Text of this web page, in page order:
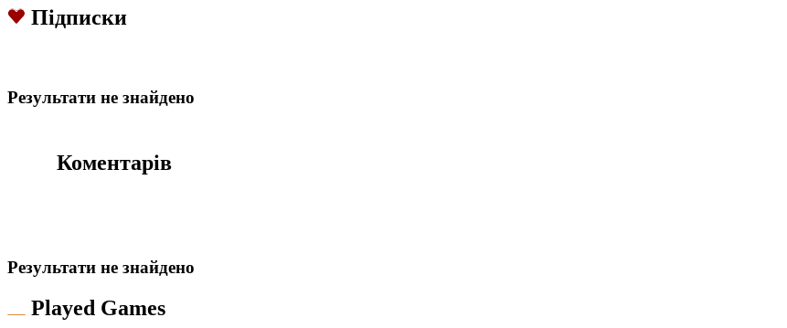
Підписки
Результати не знайдено
Коментарів
Результати не знайдено
Played Games